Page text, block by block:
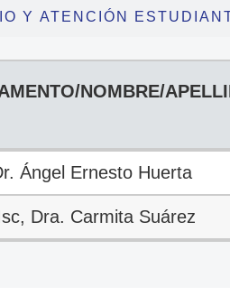
Y ATENCIÓN
NOMBRE/
NOMBRE/
Ángel Ernesto Huerta
Dra. Carmita Suárez